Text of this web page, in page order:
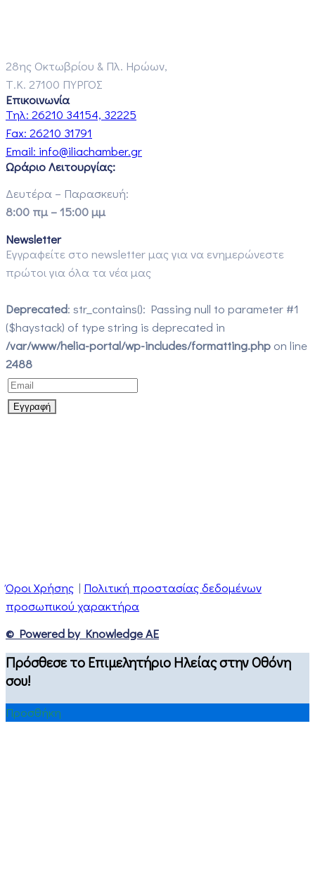
28ης Οκτωβρίου & Πλ. Ηρώων,
Τ.Κ. 27100 ΠΥΡΓΟΣ
Επικοινωνία
Τηλ: 26210 34154, 32225
Fax: 26210 31791
Email: info@iliachamber.gr
Ωράριο Λειτουργίας:
Δευτέρα – Παρασκευή:
8:00 πμ – 15:00 μμ
Newsletter
Εγγραφείτε στο newsletter μας για να ενημερώνεστε
πρώτοι για όλα τα νέα μας
Deprecated: str_contains(): Passing null to parameter #1
($haystack) of type string is deprecated in
/var/www/helia-portal/wp-includes/formatting.php on line
2488
Όροι Χρήσης | Πολιτική προστασίας δεδομένων
προσωπικού χαρακτήρα
© Powered by Knowledge AE
Πρόσθεσε το Επιμελητήριο Ηλείας στην Οθόνη
σου!
Προσθήκη